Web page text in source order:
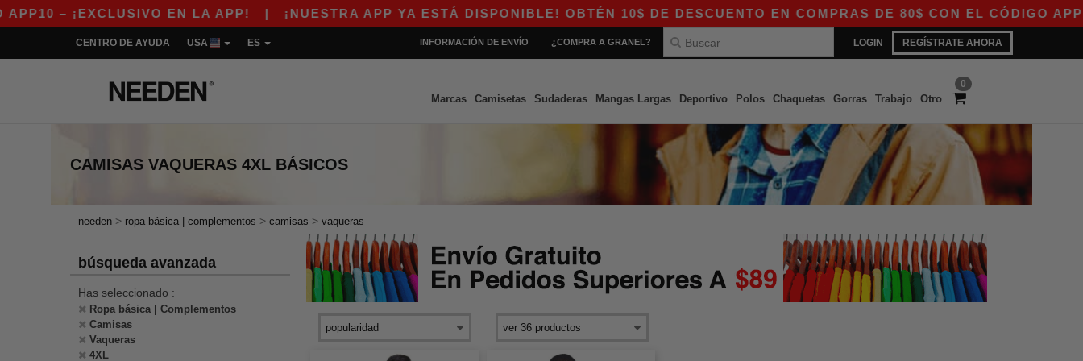
– ¡EXCLUSIVO EN LA APP!| ¡NUESTRA APP YA ESTÁ DISPONIBLE! OBTÉN 10$ DE DESCUENTO EN COMPRAS DE 80$ CON EL CÓDIGO APP10
LOGIN REGÍSTRATE AHORA
CENTRO DE AYUDA USA ES INFORMACIÓN DE ENVÍO ¿COMPRA A GRANEL?
0
Marcas Camisetas Sudaderas Mangas Largas Deportivo Polos Chaquetas Gorras Trabajo Otro
CAMISAS VAQUERAS 4XL BÁSICOS
needen > ropa básica | complementos > camisas > vaqueras
búsqueda avanzada
Has seleccionado :
Ropa básica | Complementos
Camisas
Vaqueras
4XL